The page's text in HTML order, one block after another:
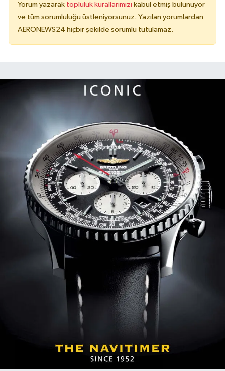
Yorum yazarak topluluk kurallarımızı kabul etmiş bulunuyor
ve tüm sorumluluğu üstleniyorsunuz. Yazılan yorumlardan
AERONEWS24 hiçbir şekilde sorumlu tutulamaz.